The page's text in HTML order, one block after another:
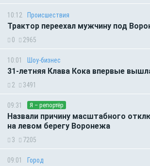
10:12 Происшествия
Трактор переехал мужчину под
0 2965
10:01 Шоу-бизнес
31-летняя Клава Кока впервые
2 3491
09:31 Я – репортёр
Назвали причину масштабного
на левом берегу Воронежа
3 7205
09:01 Город